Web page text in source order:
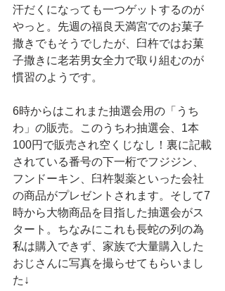
汗だくになっても一つゲットするのが
やっと。先週の福良天満宮でのお菓子
撒きでもそうでしたが、臼杵ではお菓
子撒きに老若男女全力で取り組むのが
慣習のようです。
6時からはこれまた抽選会用の「うち
わ」の販売。このうちわ抽選会、1本
100円で販売され空くじなし！裏に記載
されている番号の下一桁でフジジン、
フンドーキン、臼杵製薬といった会社
の商品がプレゼントされます。そして7
時から大物商品を目指した抽選会がス
タート。ちなみにこれも長蛇の列の為
私は購入できず、家族で大量購入した
おじさんに写真を撮らせてもらいまし
た↓